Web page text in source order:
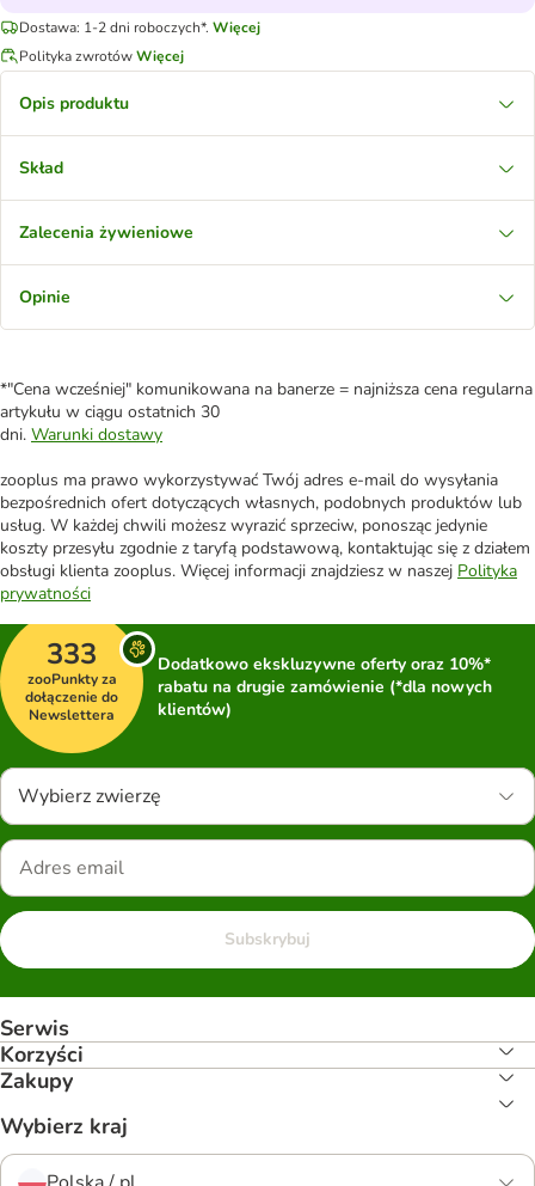
Dostawa: 1-2 dni roboczych*. Więcej
Polityka zwrotówWięcej
Opis produktu
Skład
Zalecenia żywieniowe
Opinie
*"Cena wcześniej" komunikowana na banerze = najniższa cena regularna
artykułu w ciągu ostatnich 30
dni. Warunki dostawy
zooplus ma prawo wykorzystywać Twój adres e-mail do wysyłania
bezpośrednich ofert dotyczących własnych, podobnych produktów lub
usług. W każdej chwili możesz wyrazić sprzeciw, ponosząc jedynie
koszty przesyłu zgodnie z taryfą podstawową, kontaktując się z działem
obsługi klienta zooplus. Więcej informacji znajdziesz w naszej Polityka
prywatności
333
zooPunkty za
dołączenie do
Newslettera
Dodatkowo ekskluzywne oferty oraz 10%*
rabatu na drugie zamówienie (*dla nowych
klientów)
Wybierz zwierzę
Subskrybuj
Serwis
Korzyści
Zakupy
Wybierz kraj